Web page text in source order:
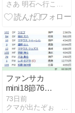
マトなどを購
入しました！
ファンサカ
mini18節76点
＆ 順位決定戦
1編成 守備は
73日前